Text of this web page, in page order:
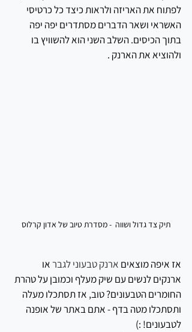
לפתוח את האריזה ולראות כיצד כל כרטיסי
האשראי ושאר הדברים מסתדרים יפה יפה
בתוך הכיסים. השלב השני הוא להשוויץ בו
ולהוציא את הארנק .
תיק צד גדול ושווה  - מסדרת טיוב של אדון קרלוס
אז איפה מוצאים ארנק טבעוני לגבר או
ארנקים לנשים עם שיק מעלף וכמובן על טהרת
החומרים הטבעונים? טוב, אז תסתכלו מעלה
ותסתכלו מטה בדף - אתם באתר של אופנה
לטבעונים! :)